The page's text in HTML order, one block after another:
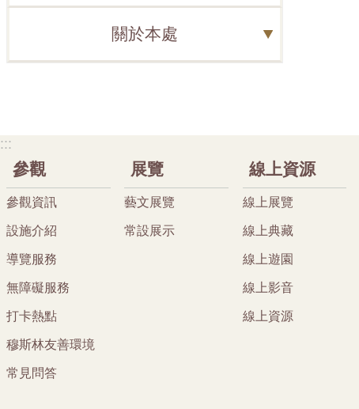
關於本處
:::
參觀
參觀資訊
設施介紹
導覽服務
無障礙服務
打卡熱點
穆斯林友善環境
常見問答
展覽
藝文展覽
常設展示
線上資源
線上展覽
線上典藏
線上遊園
線上影音
線上資源